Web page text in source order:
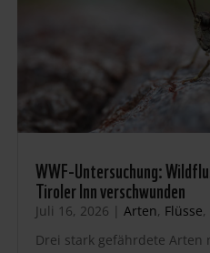
WWF-Untersuchung:
Tiroler Inn verschwunden
Juli 16, 2026 | Arten, Flüsse,
Drei stark gefährdete Arten